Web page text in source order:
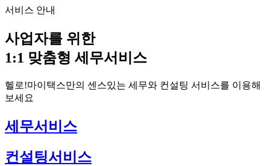
서비스 안내
사업자를 위한
1:1 맞춤형 세무서비스
헬로!마이택스만의 센스있는 세무와 컨설팅 서비스를 이용해
보세요
세무서비스
컨설팅서비스